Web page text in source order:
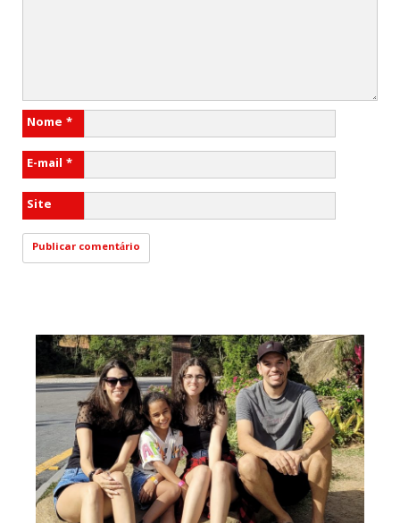
Nome *
E-mail *
Site